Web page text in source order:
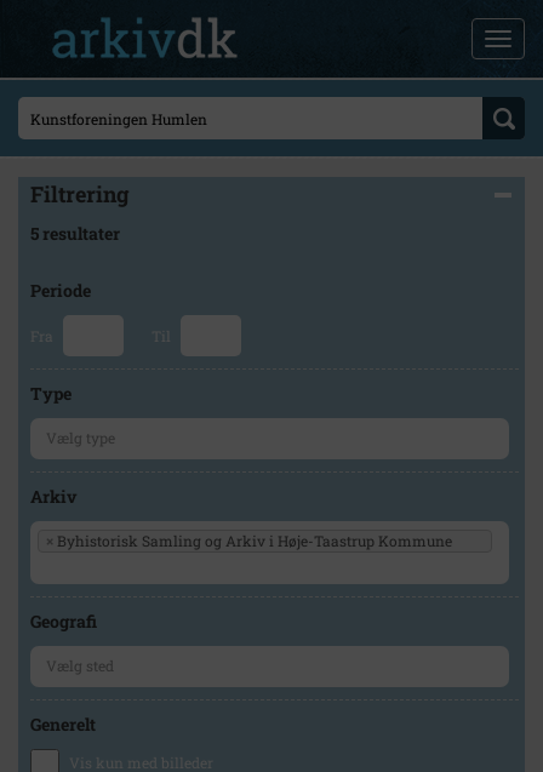
Filtrering
5 resultater
Periode
Fra Til
Type
Arkiv
× Byhistorisk Samling og Arkiv i Høje-Taastrup Kommune
Geografi
Generelt
Vis kun med billeder